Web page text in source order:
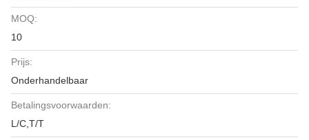
MOQ:
10
Prijs:
Onderhandelbaar
Betalingsvoorwaarden:
L/C,T/T